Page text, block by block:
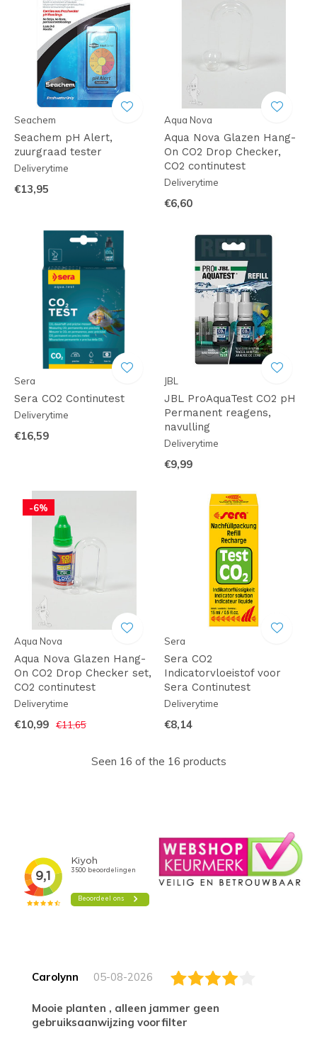
Seachem
Seachem pH Alert,
zuurgraad tester
Deliverytime
€13,95
Aqua Nova
Aqua Nova Glazen Hang-
On CO2 Drop Checker,
CO2 continutest
Deliverytime
€6,60
Sera
Sera CO2 Continutest
Deliverytime
€16,59
JBL
JBL ProAquaTest CO2 pH
Permanent reagens,
navulling
Deliverytime
€9,99
-6%
Aqua Nova
Aqua Nova Glazen Hang-
On CO2 Drop Checker set,
CO2 continutest
Deliverytime
€10,99 €11,65
Sera
Sera CO2
Indicatorvloeistof voor
Sera Continutest
Deliverytime
€8,14
Seen 16 of the 16 products
Carolynn 05-08-2026
Mooie planten , alleen jammer geen
gebruiksaanwijzing voorfilter